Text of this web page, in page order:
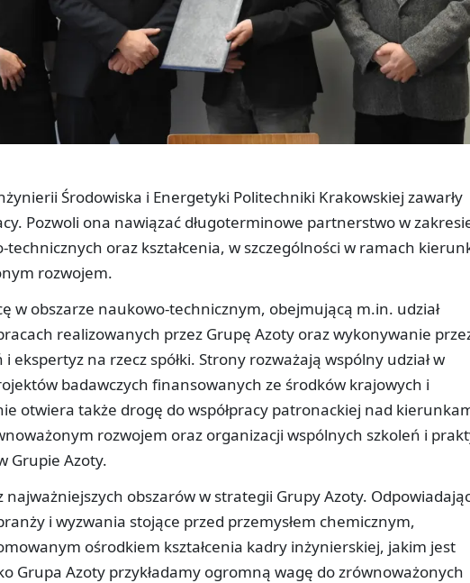
Środowiska i Energetyki Politechniki Krakowskiej zawarły
Pozwoli ona nawiązać długoterminowe partnerstwo w
oraz kształcenia, w szczególności w ramach
rozwojem.
w obszarze naukowo-technicznym, obejmującą m.in. udział
realizowanych przez Grupę Azoty oraz wykonywanie
ekspertyz na rzecz spółki. Strony rozważają wspólny udział w
badawczych finansowanych ze środków krajowych i
otwiera także drogę do współpracy patronackiej nad
rozwojem oraz organizacji wspólnych szkoleń i
Grupie Azoty.
najważniejszych obszarów w strategii Grupy Azoty.
i wyzwania stojące przed przemysłem chemicznym,
ośrodkiem kształcenia kadry inżynierskiej, jakim jest
Grupa Azoty przykładamy ogromną wagę do zrównoważonych